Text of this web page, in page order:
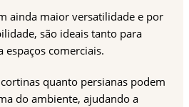
ainda maior versatilidade e por
são ideais tanto para
espaços comerciais.
quanto persianas podem
do ambiente, ajudando a